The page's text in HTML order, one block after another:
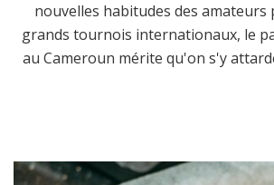
nouvelles habitudes des amateurs
grands tournois internationaux, le
au Cameroun mérite qu'on s'y